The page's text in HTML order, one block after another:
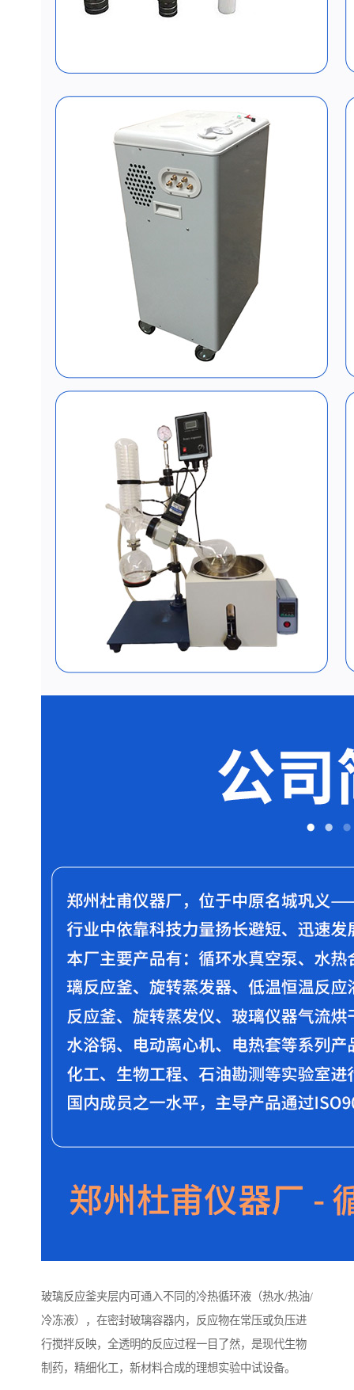
玻璃反应釜夹层内可通入不同的冷热循环液（热水/热油/
冷冻液），在密封玻璃容器内，反应物在常压或负压进
行搅拌反映，全透明的反应过程一目了然，是现代生物
制药，精细化工，新材料合成的理想实验中试设备。